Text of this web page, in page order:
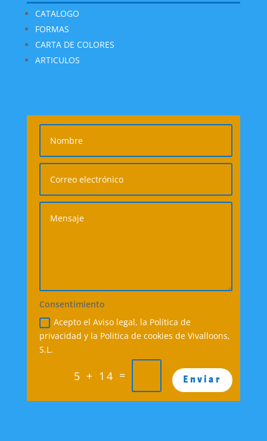
CATALOGO
FORMAS
CARTA DE COLORES
ARTICULOS
Consentimiento
Acepto el Aviso legal, la Política de
privacidad y la Politica de cookies de Vivalloons,
S.L.
5 + 14 = Enviar